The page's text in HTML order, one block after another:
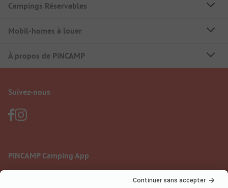
Campings Réservables
Mobil-homes à louer
À propos de PiNCAMP
Suivez-nous
PiNCAMP Camping App